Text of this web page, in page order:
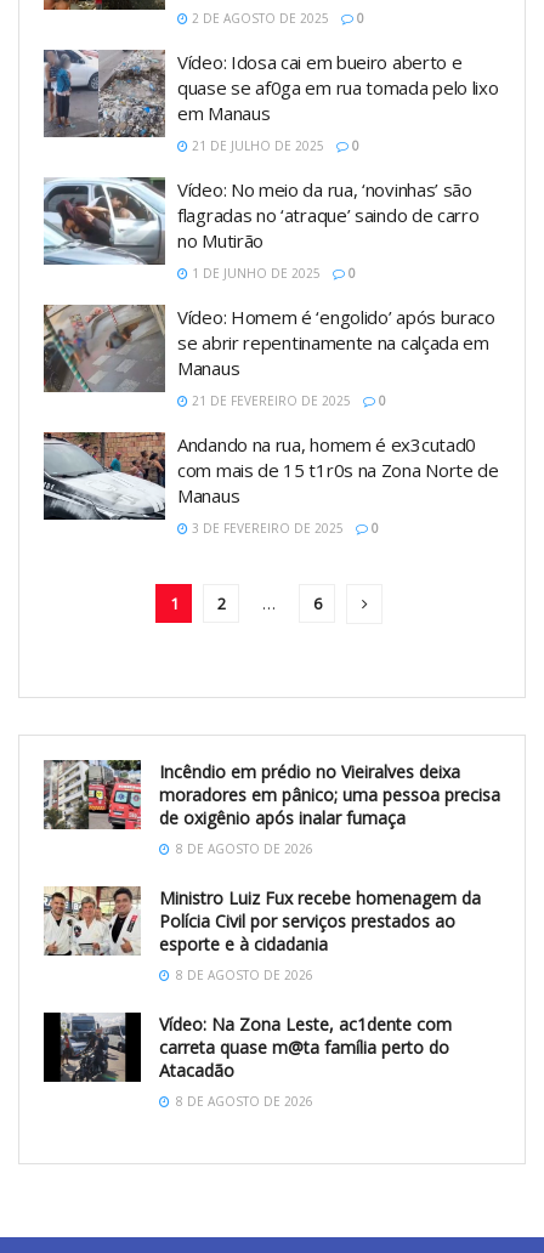
2 DE AGOSTO DE 2025 0
Vídeo: Idosa cai em bueiro aberto e
quase se af0ga em rua tomada pelo lixo
em Manaus
21 DE JULHO DE 2025 0
Vídeo: No meio da rua, ‘novinhas’ são
flagradas no ‘atraque’ saindo de carro
no Mutirão
1 DE JUNHO DE 2025 0
Vídeo: Homem é ‘engolido’ após buraco
se abrir repentinamente na calçada em
Manaus
21 DE FEVEREIRO DE 2025 0
Andando na rua, homem é ex3cutad0
com mais de 15 t1r0s na Zona Norte de
Manaus
3 DE FEVEREIRO DE 2025 0
1 2 … 6
Incêndio em prédio no Vieiralves deixa
moradores em pânico; uma pessoa precisa
de oxigênio após inalar fumaça
8 DE AGOSTO DE 2026
Ministro Luiz Fux recebe homenagem da
Polícia Civil por serviços prestados ao
esporte e à cidadania
8 DE AGOSTO DE 2026
Vídeo: Na Zona Leste, ac1dente com
carreta quase m@ta família perto do
Atacadão
8 DE AGOSTO DE 2026